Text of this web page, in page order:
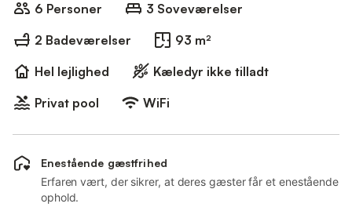
6 Personer
3 Soveværelser
2 Badeværelser
93 m²
Hel lejlighed
Kæledyr ikke tilladt
Privat pool
WiFi
Enestående gæstfrihed
Erfaren vært, der sikrer, at deres gæster får et enestående
ophold.